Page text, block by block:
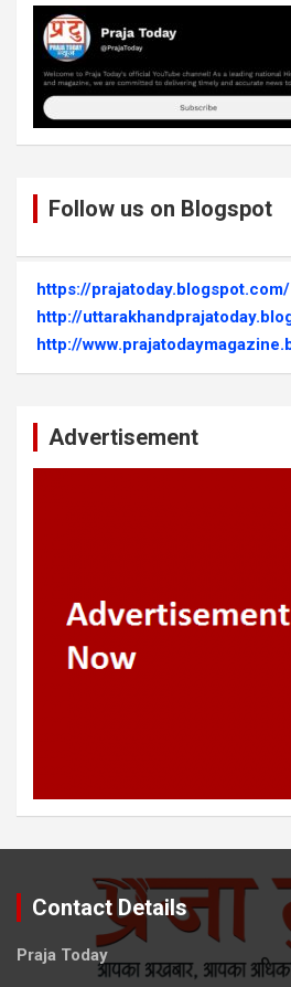
Follow us on Blogspot
https://prajatoday.blogspot.com/
http://
http://
Advertisement
Contact Details
Praja Today